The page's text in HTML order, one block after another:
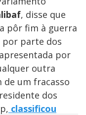
, disse que
pôr fim à guerra
por parte dos
por
outra
de um fracasso
dos
classificou